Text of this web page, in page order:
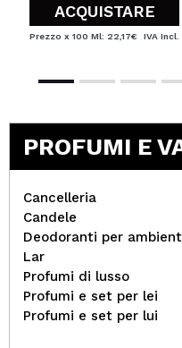
ACQUISTARE
Prezzo x 100 Ml: 22,17€ IVA Incl.
PROFUMI E
Cancelleria
Candele
Deodoranti per
Lar
Profumi di lusso
Profumi e set per lei
Profumi e set per lui